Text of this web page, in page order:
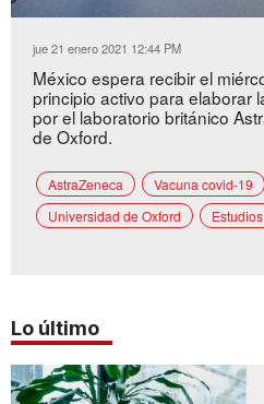
44.00%
jue 21 enero 2021 12:44 PM
México espera recibir el
principio activo para elaborar
por el laboratorio británico
de Oxford.
AstraZeneca Vacuna covid-19
Universidad de Oxford
Lo último